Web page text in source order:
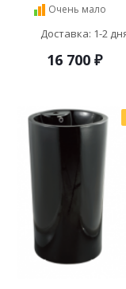
Очень мало
Доставка: 1-2
16 700₽